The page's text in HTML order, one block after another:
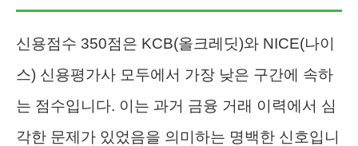
신용점수 350점은 KCB(올크레딧)와 NICE(나이
스) 신용평가사 모두에서 가장 낮은 구간에 속하
는 점수입니다. 이는 과거 금융 거래 이력에서 심
각한 문제가 있었음을 의미하는 명백한 신호입니